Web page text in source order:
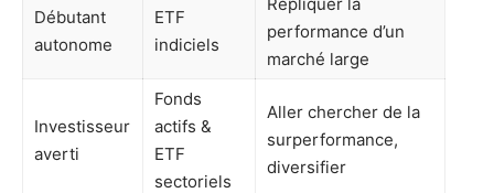
Débutant
autonome
ETF
indiciels
performance d’un
marché large
Investisseur
averti
Fonds
actifs &
ETF
sectoriels
Aller chercher de la
surperformance,
diversifier